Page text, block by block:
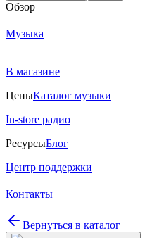
Обзор
Музыка
В магазине
ЦеныКаталог музыки
In-store радио
РесурсыБлог
Центр поддержки
Контакты
Вернуться в каталог